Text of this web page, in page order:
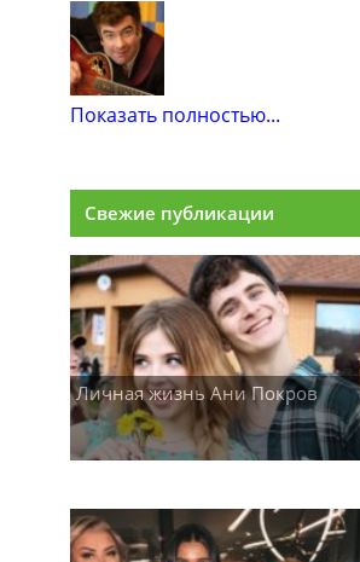
Показать полностью...
Свежие публикации
Личная жизнь Ани Покров